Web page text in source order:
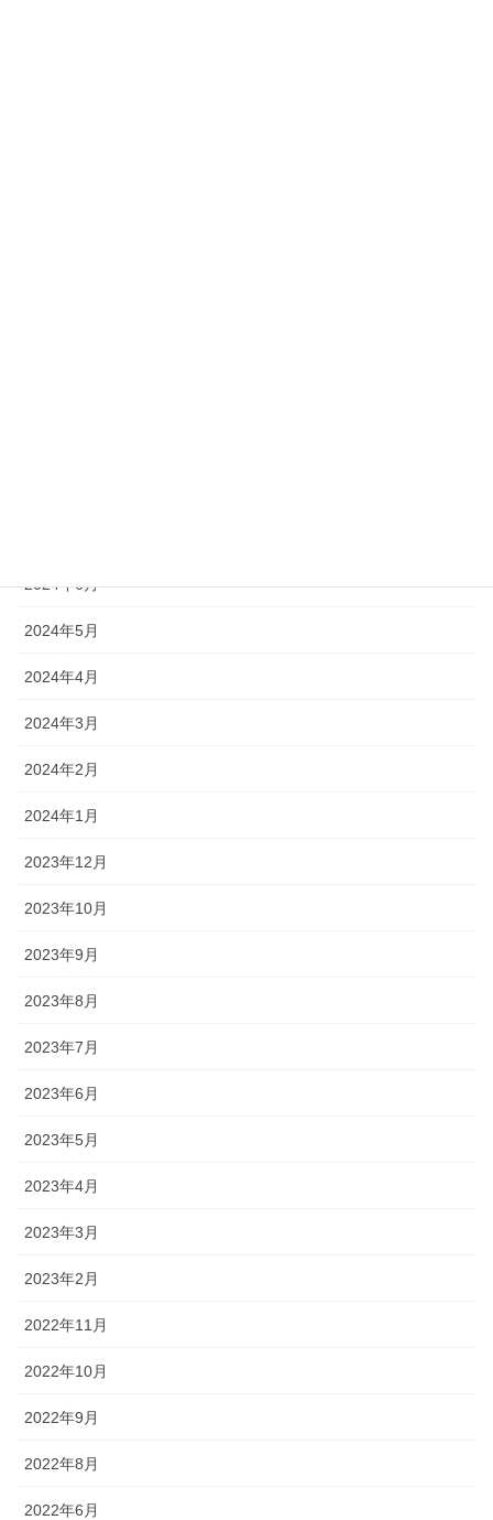
2024年6月
2024年5月
2024年4月
2024年3月
2024年2月
2024年1月
2023年12月
2023年10月
2023年9月
2023年8月
2023年7月
2023年6月
2023年5月
2023年4月
2023年3月
2023年2月
2022年11月
2022年10月
2022年9月
2022年8月
2022年6月